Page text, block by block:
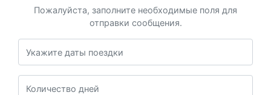
Пожалуйста, заполните необходимые поля для
отправки сообщения.